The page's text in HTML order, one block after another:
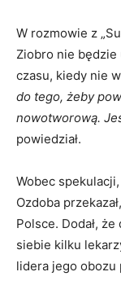
W rozmowie z
Ziobro nie będzie
czasu, kiedy nie
do tego, żeby
nowotworową.
powiedział.
Wobec
Ozdoba
Polsce. Dodał,
siebie kilku
lidera jego obozu